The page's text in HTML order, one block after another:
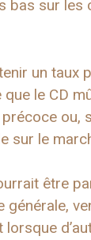
bas sur les
un taux
le CD
ou,
sur le
être
générale,